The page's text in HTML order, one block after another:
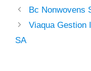
Bc Nonwovens
Viaqua Gestion
SA